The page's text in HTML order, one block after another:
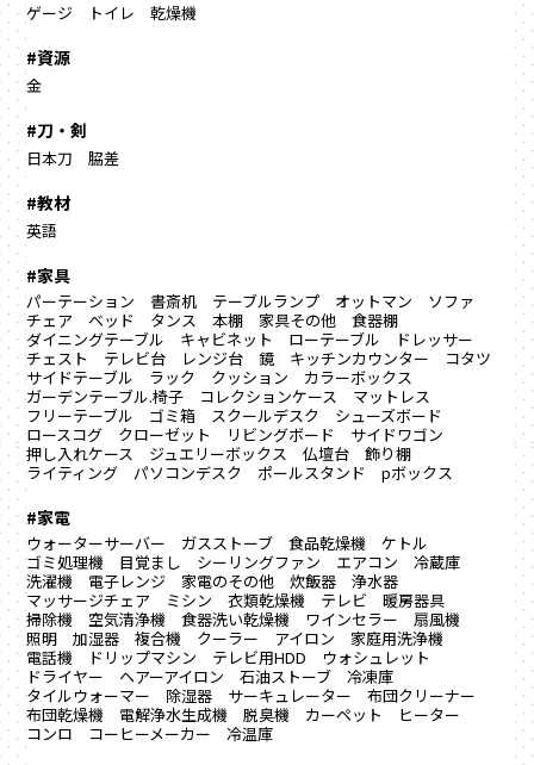
ゲージ トイレ 乾燥機
#資源
金
#刀・剣
日本刀 脇差
#教材
英語
#家具
パーテーション 書斎机 テーブルランプ オットマン
ソファ
チェア
ベッド タンス 本棚 家具その他
食器棚
ダイニングテーブル
キャビネット ローテーブル
ドレッサー
チェスト
テレビ台 レンジ台 鏡 キッチンカウンター
コタツ
サイドテーブル
ラック クッション
カラーボックス
ガーデンテーブル.椅子
コレクションケース
マットレス
フリーテーブル
ゴミ箱 スクールデスク
シューズボード
ロースコグ
クローゼット リビングボード
サイドワゴン
押し入れケース
ジュエリーボックス 仏壇台
飾り棚
ライティング
パソコンデスク ポールスタンド pボックス
#家電
ウォーターサーバー ガスストーブ 食品乾燥機
ケトル
ゴミ処理機
目覚まし シーリングファン エアコン
冷蔵庫
洗濯機
電子レンジ 家電のその他 炊飯器
浄水器
マッサージチェア
ミシン 衣類乾燥機 テレビ
暖房器具
掃除機
空気清浄機 食器洗い乾燥機 ワインセラー
扇風機
照明
加湿器 複合機 クーラー アイロン
家庭用洗浄機
電話機
ドリップマシン テレビ用HDD
ウォシュレット
ドライヤー
ヘアーアイロン 石油ストーブ
冷凍庫
タイルウォーマー
除湿器 サーキュレーター
布団クリーナー
布団乾燥機
電解浄水生成機 脱臭機 カーペット
ヒーター
コンロ
コーヒーメーカー 冷温庫